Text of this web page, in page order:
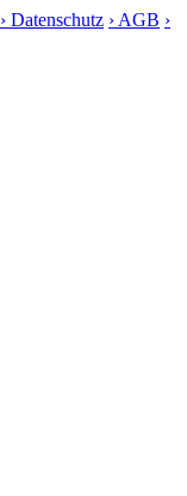
› Datenschutz › AGB ›